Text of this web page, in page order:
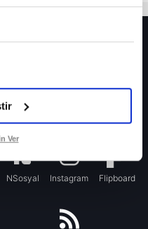
Ver
arasında gelmişti
için olay sözler!
NSosyal Instagram Flipboard